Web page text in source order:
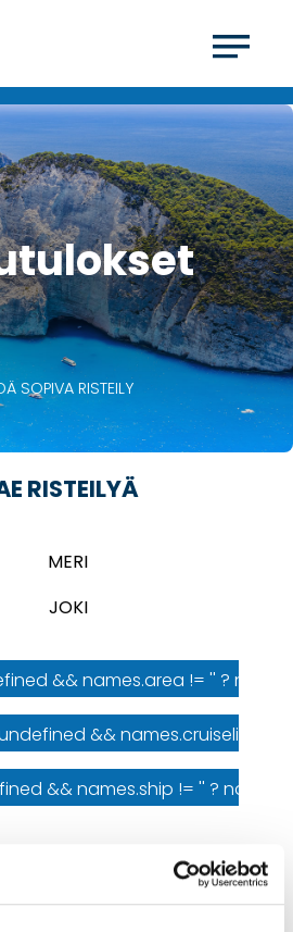
SOPIVA RISTEILY
RISTEILYÄ
MERI
JOKI
&& names.area != '' ?
&& names.cruiseline
&& names.ship != '' ?